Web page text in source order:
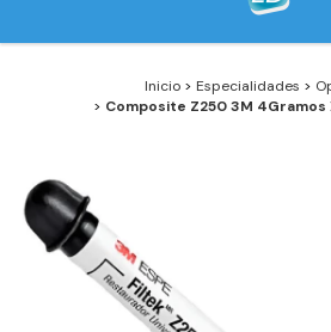
Inicio > Especialidades >
> Composite Z250 3M